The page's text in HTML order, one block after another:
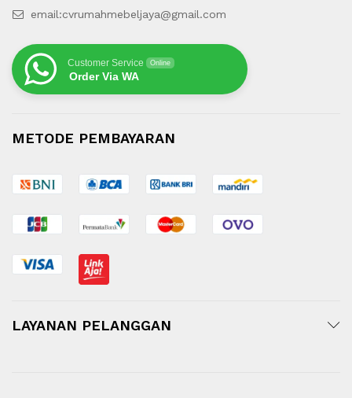
email:cvrumahmebeljaya@gmail.com
Customer Service Online
Order Via WA
METODE PEMBAYARAN
LAYANAN PELANGGAN